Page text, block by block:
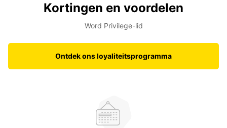
Kortingen en voordelen
Word Privilege-lid
Ontdek ons loyaliteitsprogramma